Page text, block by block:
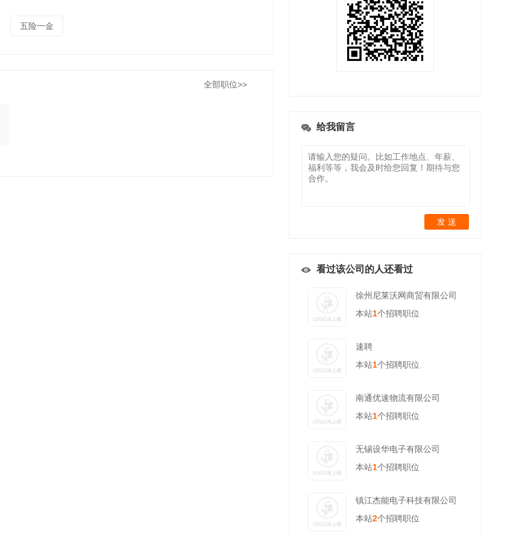
五险一金
全部职位>>
给我留言
发 送
看过该公司的人还看过
徐州尼莱沃网商贸有限公司
本站1个招聘职位
速聘
本站1个招聘职位
南通优速物流有限公司
本站1个招聘职位
无锡设华电子有限公司
本站1个招聘职位
镇江杰能电子科技有限公司
本站2个招聘职位